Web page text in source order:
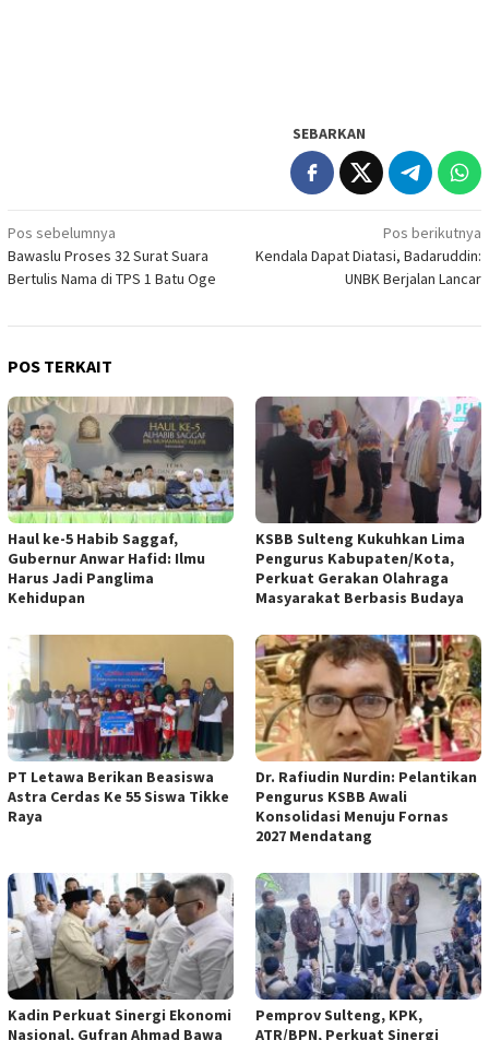
SEBARKAN
Navigasi
pos
Pos sebelumnya
Bawaslu Proses 32 Surat Suara
Bertulis Nama di TPS 1 Batu Oge
Pos berikutnya
Kendala Dapat Diatasi, Badaruddin:
UNBK Berjalan Lancar
POS TERKAIT
Haul ke-5 Habib Saggaf,
Gubernur Anwar Hafid: Ilmu
Harus Jadi Panglima
Kehidupan
KSBB Sulteng Kukuhkan Lima
Pengurus Kabupaten/Kota,
Perkuat Gerakan Olahraga
Masyarakat Berbasis Budaya
PT Letawa Berikan Beasiswa
Astra Cerdas Ke 55 Siswa Tikke
Raya
Dr. Rafiudin Nurdin: Pelantikan
Pengurus KSBB Awali
Konsolidasi Menuju Fornas
2027 Mendatang
Kadin Perkuat Sinergi Ekonomi
Nasional, Gufran Ahmad Bawa
Pemprov Sulteng, KPK,
ATR/BPN, Perkuat Sinergi